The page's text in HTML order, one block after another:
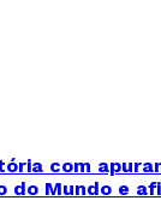
com
do Mundo e